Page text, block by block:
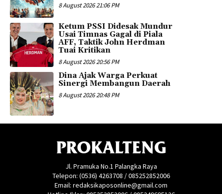
8 August 2026 21:06 PM
Ketum PSSI Didesak Mundur
Usai Timnas Gagal di Piala
AFF, Taktik John Herdman
Tuai Kritikan
8 August 2026 20:56 PM
Dina Ajak Warga Perkuat
Sinergi Membangun Daerah
8 August 2026 20:48 PM
PROKALTENG
Jl. Pramuka No.1 Palangka Raya
Telepon: (0536) 4263708 / 085252852006
Email: redaksikaposonline@gmail.com